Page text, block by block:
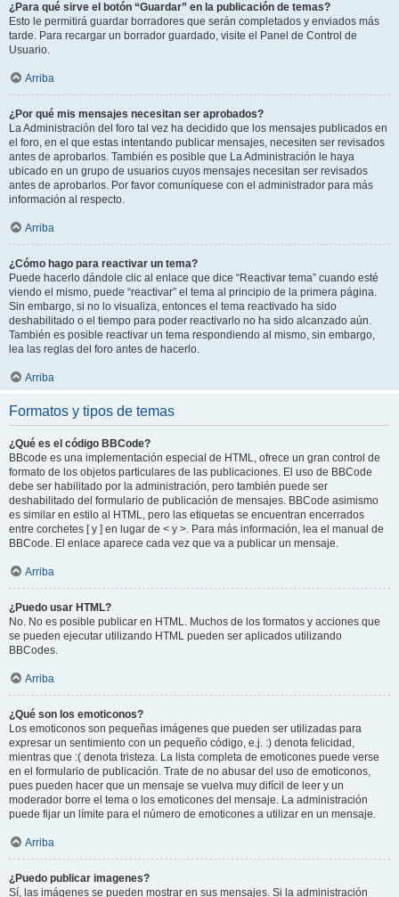
¿Para qué sirve el botón “Guardar” en la publicación de temas?
Esto le permitirá guardar borradores que serán completados y enviados más
tarde. Para recargar un borrador guardado, visite el Panel de Control de
Usuario.
Arriba
¿Por qué mis mensajes necesitan ser aprobados?
La Administración del foro tal vez ha decidido que los mensajes publicados en
el foro, en el que estas intentando publicar mensajes, necesiten ser revisados
antes de aprobarlos. También es posible que La Administración le haya
ubicado en un grupo de usuarios cuyos mensajes necesitan ser revisados
antes de aprobarlos. Por favor comuníquese con el administrador para más
información al respecto.
Arriba
¿Cómo hago para reactivar un tema?
Puede hacerlo dándole clic al enlace que dice “Reactivar tema” cuando esté
viendo el mismo, puede “reactivar” el tema al principio de la primera página.
Sin embargo, si no lo visualiza, entonces el tema reactivado ha sido
deshabilitado o el tiempo para poder reactivarlo no ha sido alcanzado aún.
También es posible reactivar un tema respondiendo al mismo, sin embargo,
lea las reglas del foro antes de hacerlo.
Arriba
Formatos y tipos de temas
¿Qué es el código BBCode?
BBcode es una implementación especial de HTML, ofrece un gran control de
formato de los objetos particulares de las publicaciones. El uso de BBCode
debe ser habilitado por la administración, pero también puede ser
deshabilitado del formulario de publicación de mensajes. BBCode asimismo
es similar en estilo al HTML, pero las etiquetas se encuentran encerrados
entre corchetes [ y ] en lugar de < y >. Para más información, lea el manual de
BBCode. El enlace aparece cada vez que va a publicar un mensaje.
Arriba
¿Puedo usar HTML?
No. No es posible publicar en HTML. Muchos de los formatos y acciones que
se pueden ejecutar utilizando HTML pueden ser aplicados utilizando
BBCodes.
Arriba
¿Qué son los emoticonos?
Los emoticonos son pequeñas imágenes que pueden ser utilizadas para
expresar un sentimiento con un pequeño código, e.j. :) denota felicidad,
mientras que :( denota tristeza. La lista completa de emoticones puede verse
en el formulario de publicación. Trate de no abusar del uso de emoticonos,
pues pueden hacer que un mensaje se vuelva muy difícil de leer y un
moderador borre el tema o los emoticones del mensaje. La administración
puede fijar un límite para el número de emoticones a utilizar en un mensaje.
Arriba
¿Puedo publicar imagenes?
Sí, las imágenes se pueden mostrar en sus mensajes. Si la administración